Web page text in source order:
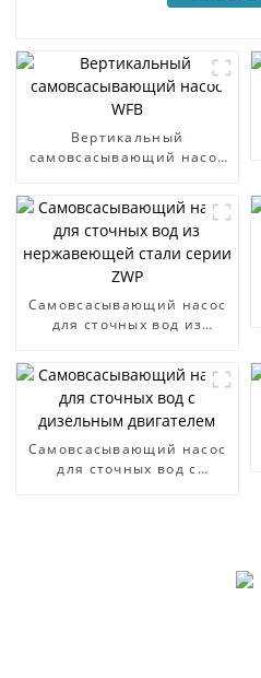
Вертикальный
самовсасывающий насос
Самовсасывающий насос
для сточных вод из
Самовсасывающий насос
для сточных вод с